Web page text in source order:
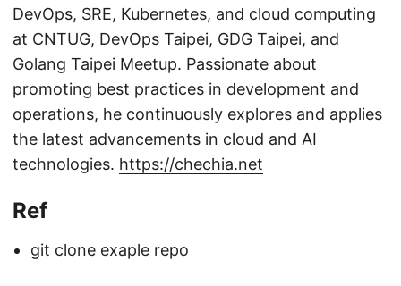
DevOps, SRE, Kubernetes, and cloud computing
at CNTUG, DevOps Taipei, GDG Taipei, and
Golang Taipei Meetup. Passionate about
promoting best practices in development and
operations, he continuously explores and applies
the latest advancements in cloud and AI
technologies. https://chechia.net
Ref
git clone exaple repo